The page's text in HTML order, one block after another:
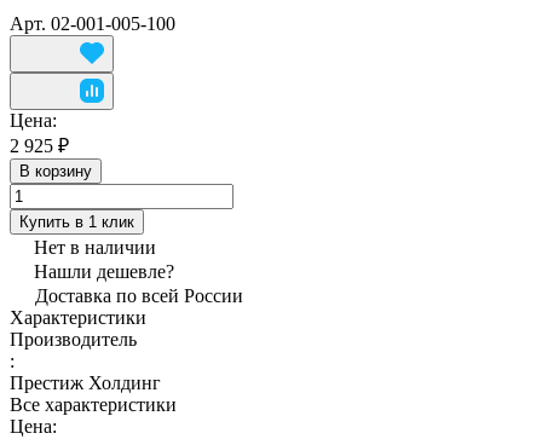
Арт. 02-001-005-100
Цена:
2 925 ₽
В корзину
Купить в 1 клик
Нет в наличии
Нашли дешевле?
Доставка по всей России
Характеристики
Производитель
:
Престиж Холдинг
Все характеристики
Цена: